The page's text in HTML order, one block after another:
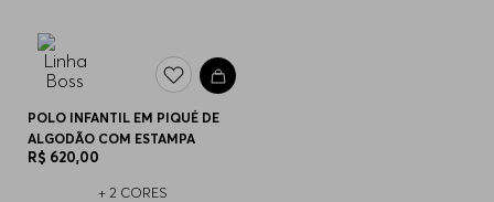
POLO INFANTIL EM PIQUÉ DE
ALGODÃO COM ESTAMPA
R$ 620,00
+ 2 CORES